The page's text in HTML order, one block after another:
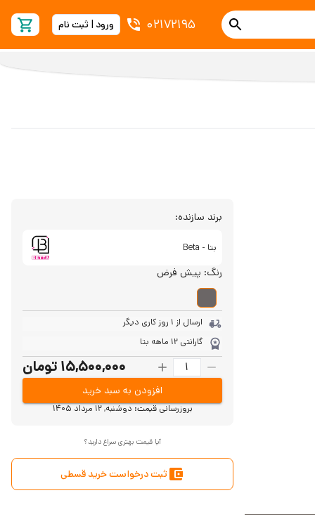
02172195 ورود | ثبت نام
برند سازنده:
بتا - Beta
رنگ: پیش فرض
ارسال از 1 روز کاری دیگر
گارانتی 12 ماهه بتا
15,500,000 تومان
افزودن به سبد خرید
بروزرسانی قیمت:دوشنبه, 12 مرداد 1405
آیا قیمت بهتری سراغ دارید؟
ثبت درخواست خرید قسطی